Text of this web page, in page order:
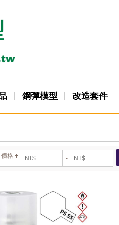
鋼彈模型 改造套件
價格 -